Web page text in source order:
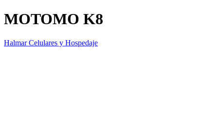
MOTOMO K8
Halmar Celulares y Hospedaje